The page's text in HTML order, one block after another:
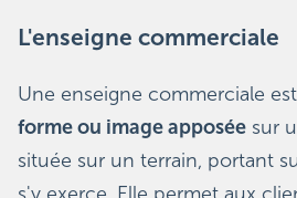
L'enseigne commerciale
Une enseigne commerciale
forme ou image apposée sur
située sur un terrain, portant